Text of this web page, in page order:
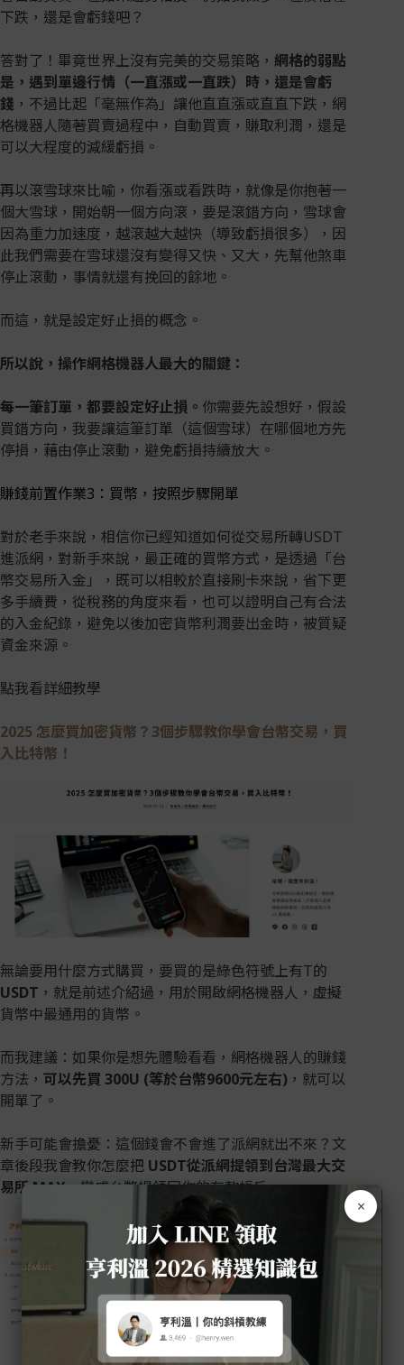
下跌，還是會虧錢吧？
答對了！畢竟世界上沒有完美的交易策略， 網格的弱點
是，遇到單邊行情（一直漲或一直跌）時，還是會虧
錢 ，不過比起「毫無作為」讓他直直漲或直直下跌，網
格機器人隨著買賣過程中，自動買賣，賺取利潤，還是
可以大程度的減緩虧損。
再以滾雪球來比喻，你看漲或看跌時，就像是你抱著一
個大雪球，開始朝一個方向滾，要是滾錯方向，雪球會
因為重力加速度，越滾越大越快（導致虧損很多），因
此我們需要在雪球還沒有變得又快、又大，先幫他煞車
停止滾動，事情就還有挽回的餘地。
而這，就是設定好止損的概念。
所以說，操作網格機器人最大的關鍵：
每一筆訂單，都要設定好止損。 你需要先設想好，假設
買錯方向，我要讓這筆訂單（這個雪球）在哪個地方先
停損，藉由停止滾動，避免虧損持續放大。
賺錢前置作業3：買幣，按照步驟開單
對於老手來說，相信你已經知道如何從交易所轉USDT
進派網，對新手來說，最正確的買幣方式，是透過「台
幣交易所入金」，既可以相較於直接刷卡來說，省下更
多手續費，從稅務的角度來看，也可以證明自己有合法
的入金紀錄，避免以後加密貨幣利潤要出金時，被質疑
資金來源。
點我看詳細教學
2025 怎麼買加密貨幣？3個步驟教你學會台幣交易，買
入比特幣！
無論要用什麼方式購買，要買的是綠色符號上有T的
USDT ，就是前述介紹過，用於開啟網格機器人，虛擬
貨幣中最通用的貨幣。
而我建議：如果你是想先體驗看看，網格機器人的賺錢
方法， 可以先買 300U (等於台幣9600元左右) ，就可以
開單了。
新手可能會擔憂：這個錢會不會進了派網就出不來？文
章後段我會教你怎麼把 USDT從派網提領到台灣最大交
易所 MAX ，變成台幣提領回你的存款帳戶。
×